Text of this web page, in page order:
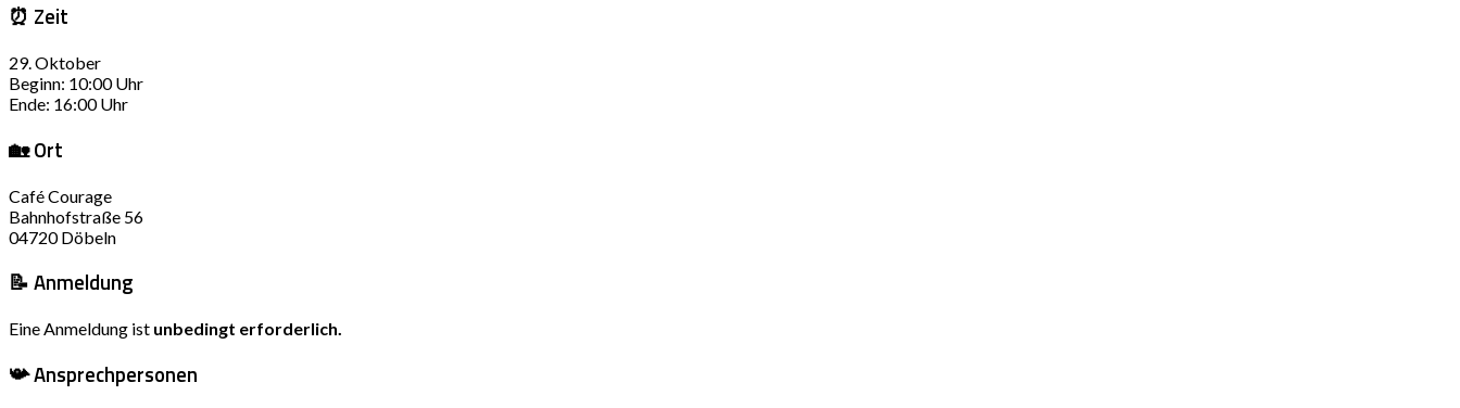
⏰ Zeit
29. Oktober
Beginn: 10:00 Uhr
Ende: 16:00 Uhr
🏡 Ort
Café Courage
Bahnhofstraße 56
04720 Döbeln
📝 Anmeldung
Eine Anmeldung ist unbedingt erforderlich.
📯Ansprechpersonen